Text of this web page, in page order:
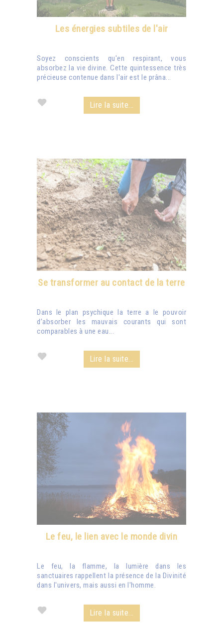
Les énergies subtiles de l'air
Soyez conscients qu'en respirant, vous
absorbez la vie divine. Cette quintessence très
précieuse contenue dans l'air est le prâna...
Lire la suite...
Se transformer au contact de la terre
Dans le plan psychique la terre a le pouvoir
d’absorber les mauvais courants qui sont
comparables à une eau...
Lire la suite...
Le feu, le lien avec le monde divin
Le feu, la flamme, la lumière dans les
sanctuaires rappellent la présence de la Divinité
dans l'univers, mais aussi en l'homme.
Lire la suite...